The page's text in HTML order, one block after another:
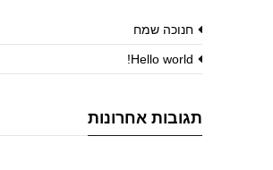
חנוכה שמח
Hello world!
תגובות אחרונות